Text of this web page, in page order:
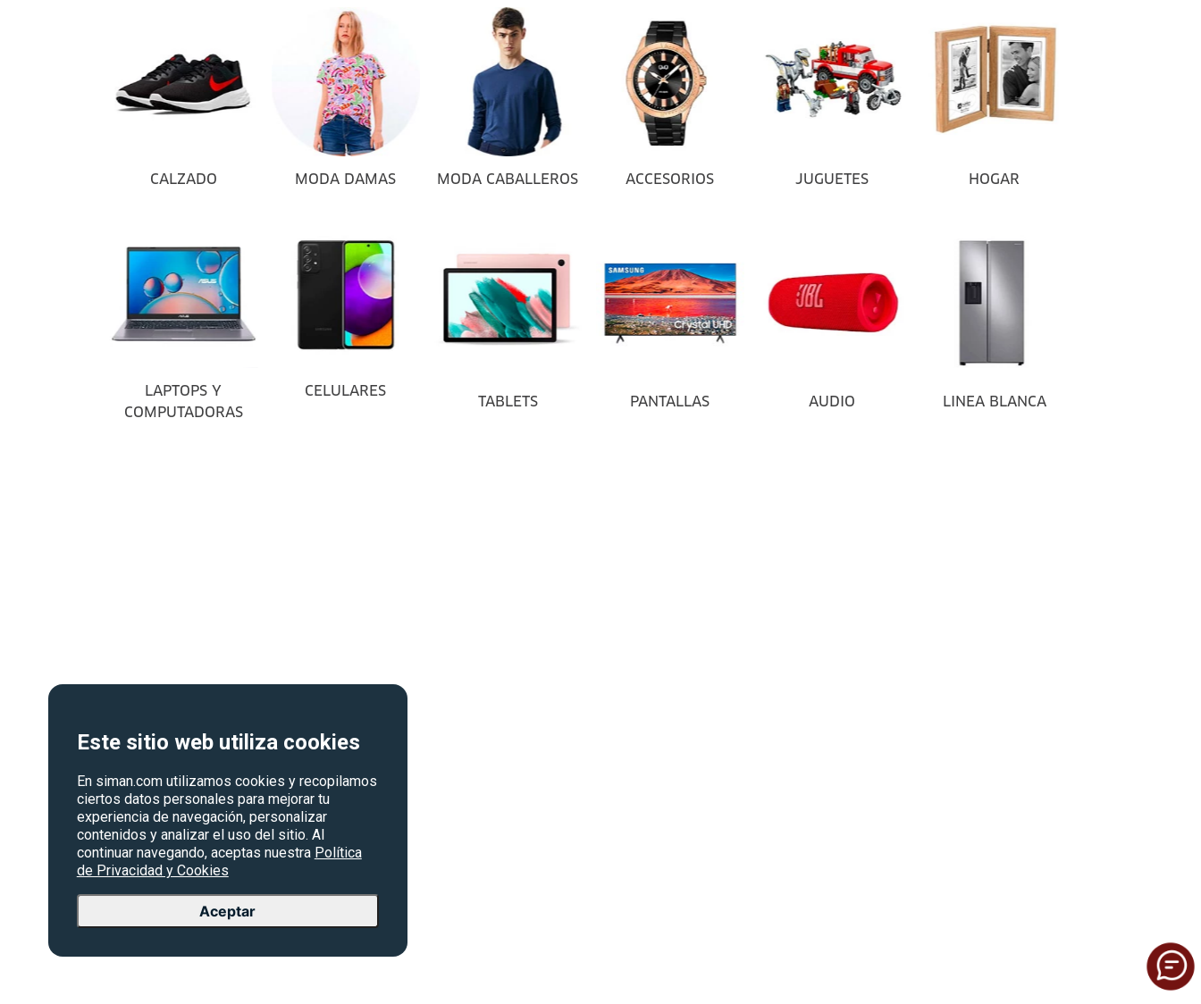
Este sitio web utiliza cookies
En siman.com utilizamos cookies y recopilamos
ciertos datos personales para mejorar tu
experiencia de navegación, personalizar
contenidos y analizar el uso del sitio. Al
continuar navegando, aceptas nuestra Política
de Privacidad y Cookies
Aceptar
CALZADO MODA DAMAS MODA CABALLEROS ACCESORIOS JUGUETES HOGAR
LAPTOPS Y
COMPUTADORAS
CELULARES
TABLETS PANTALLAS AUDIO LINEA BLANCA